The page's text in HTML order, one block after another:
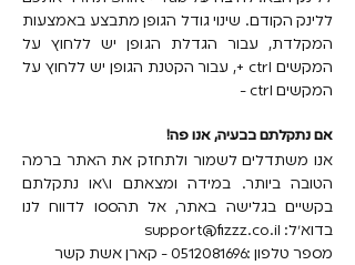
ללינק הקודם. שינוי גודל הגופן מתבצע באמצעות
המקלדת, עבור הגדלת הגופן יש ללחוץ על
המקשים ctrl +, עבור הקטנת הגופן יש ללחוץ על
המקשים ctrl -
אנו משתדלים לשמור ולתחזק את האתר ברמה
הטובה ביותר. במידה ומצאתם ו\או נתקלתם
בקשיים בגלישה באתר, אל תהססו לדווח לנו
בדוא״ל: support@fizzz.co.il
מספר טלפון :0512081696 - קארן אשת קשר
אם נתקלתם בבעיה, אנו פה!